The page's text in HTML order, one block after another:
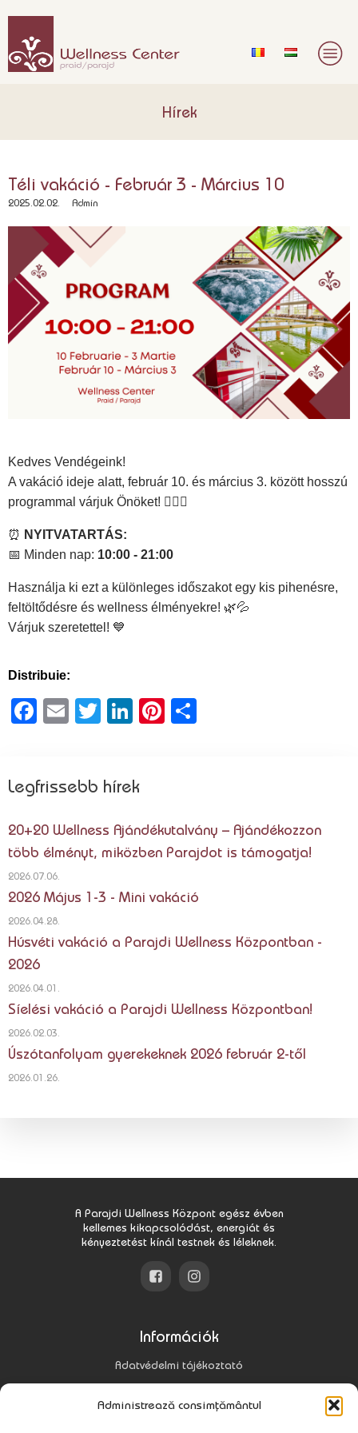
Administrează consimțământul
Hírek
Téli vakáció - Február 3 - Március 10
2025.02.02. Admin
Kedves Vendégeink!
A vakáció ideje alatt, február 10. és március 3. között hosszú
programmal várjuk Önöket! 🏊‍♂️✨
⏰ NYITVATARTÁS:
📅 Minden nap: 10:00 - 21:00
Használja ki ezt a különleges időszakot egy kis pihenésre,
feltöltődésre és wellness élményekre! 🌿💦
Várjuk szeretettel! 💙
Distribuie:
Facebook
EmailTwitter
LinkedIn
Pinterest
Legfrissebb hírek
20+20 Wellness Ajándékutalvány – Ajándékozzon
több élményt, miközben Parajdot is támogatja!
2026.07.06.
2026 Május 1-3 - Mini vakáció
2026.04.28.
Húsvéti vakáció a Parajdi Wellness Központban -
2026
2026.04.01.
Síelési vakáció a Parajdi Wellness Központban!
2026.02.03.
Úszótanfolyam gyerekeknek 2026 február 2-től
2026.01.26.
A Parajdi Wellness Központ egész évben
kellemes kikapcsolódást, energiát és
kényeztetést kínál testnek és léleknek.
Információk
Adatvédelmi tájékoztató